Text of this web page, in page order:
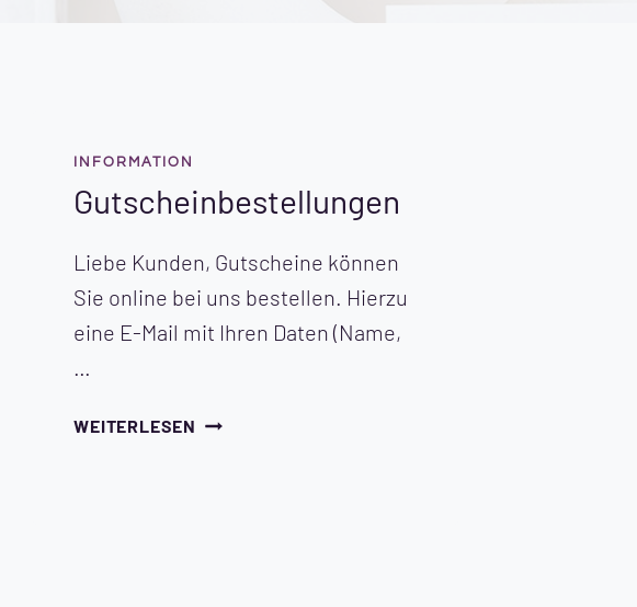
INFORMATION
Gutscheinbestellungen
Liebe Kunden, Gutscheine können
Sie online bei uns bestellen. Hierzu
eine E-Mail mit Ihren Daten (Name,
…
WEITERLESEN GUTSCHEINBESTELLUNGEN